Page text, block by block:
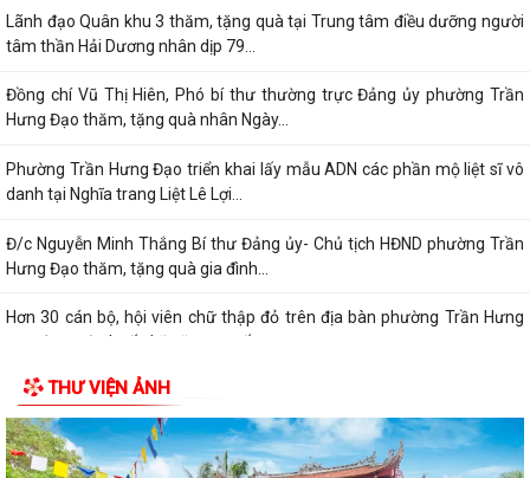
Lãnh đạo Quân khu 3 thăm, tặng quà tại Trung tâm điều dưỡng người
tâm thần Hải Dương nhân dịp 79...
Đồng chí Vũ Thị Hiên, Phó bí thư thường trực Đảng ủy phường Trần
Hưng Đạo thăm, tặng quà nhân Ngày...
Phường Trần Hưng Đạo triển khai lấy mẫu ADN các phần mộ liệt sĩ vô
danh tại Nghĩa trang Liệt Lê Lợi...
Đ/c Nguyễn Minh Thắng Bí thư Đảng ủy- Chủ tịch HĐND phường Trần
Hưng Đạo thăm, tặng quà gia đình...
Hơn 30 cán bộ, hội viên chữ thập đỏ trên địa bàn phường Trần Hưng
Đạo được tập huấn kỹ năng sơ cấp...
QUYẾT ĐỊNH Về việc công bố Danh mục thủ tục hành chính mới ban
hành, bị bãi bỏ thuộc phạm vi chức...
Đ/c Nguyễn Văn Hà Phó bí thư Đảng ủy- Chủ tịch UBND phường thăm
THƯ VIỆN ẢNH